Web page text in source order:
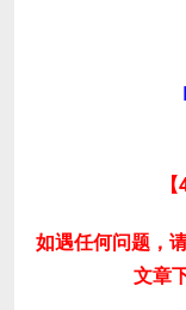
如遇任何问题，
文章